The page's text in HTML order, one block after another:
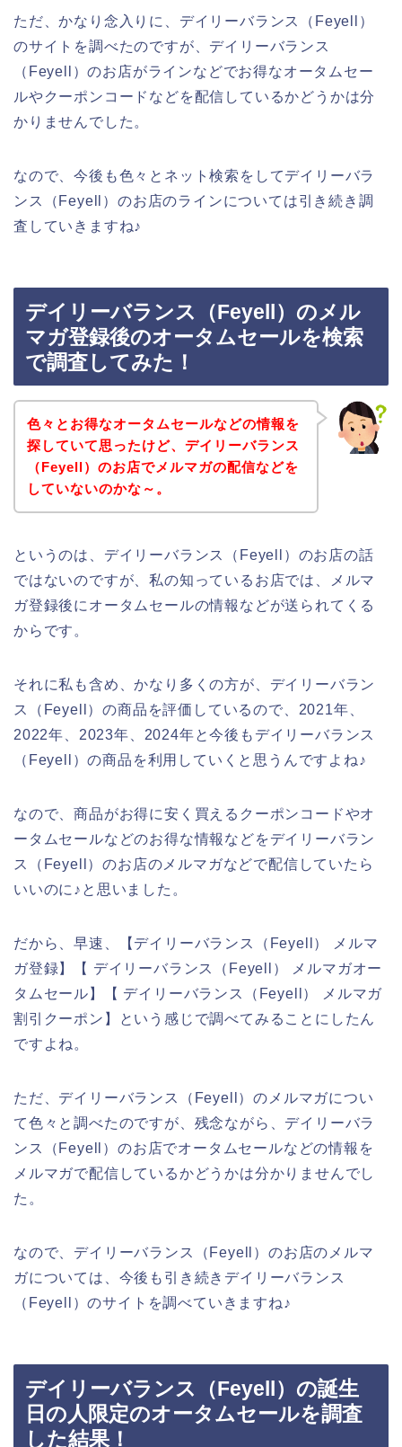
ただ、かなり念入りに、デイリーバランス（Feyell）
のサイトを調べたのですが、デイリーバランス
（Feyell）のお店がラインなどでお得なオータムセー
ルやクーポンコードなどを配信しているかどうかは分
かりませんでした。
なので、今後も色々とネット検索をしてデイリーバラ
ンス（Feyell）のお店のラインについては引き続き調
査していきますね♪
デイリーバランス（Feyell）のメル
マガ登録後のオータムセールを検索
で調査してみた！
色々とお得なオータムセールなどの情報を
探していて思ったけど、デイリーバランス
（Feyell）のお店でメルマガの配信などを
していないのかな～。
というのは、デイリーバランス（Feyell）のお店の話
ではないのですが、私の知っているお店では、メルマ
ガ登録後にオータムセールの情報などが送られてくる
からです。
それに私も含め、かなり多くの方が、デイリーバラン
ス（Feyell）の商品を評価しているので、2021年、
2022年、2023年、2024年と今後もデイリーバランス
（Feyell）の商品を利用していくと思うんですよね♪
なので、商品がお得に安く買えるクーポンコードやオ
ータムセールなどのお得な情報などをデイリーバラン
ス（Feyell）のお店のメルマガなどで配信していたら
いいのに♪と思いました。
だから、早速、【デイリーバランス（Feyell） メルマ
ガ登録】【 デイリーバランス（Feyell） メルマガオー
タムセール】【 デイリーバランス（Feyell） メルマガ
割引クーポン】という感じで調べてみることにしたん
ですよね。
ただ、デイリーバランス（Feyell）のメルマガについ
て色々と調べたのですが、残念ながら、デイリーバラ
ンス（Feyell）のお店でオータムセールなどの情報を
メルマガで配信しているかどうかは分かりませんでし
た。
なので、デイリーバランス（Feyell）のお店のメルマ
ガについては、今後も引き続きデイリーバランス
（Feyell）のサイトを調べていきますね♪
デイリーバランス（Feyell）の誕生
日の人限定のオータムセールを調査
した結果！